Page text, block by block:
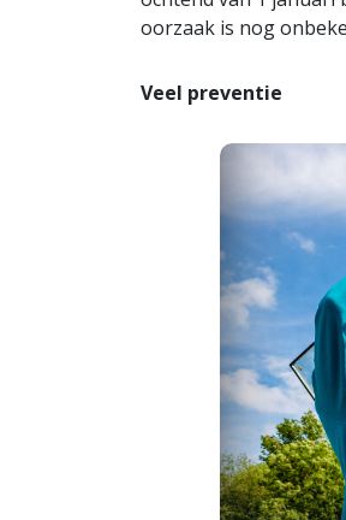
oorzaak is nog
Veel preventie